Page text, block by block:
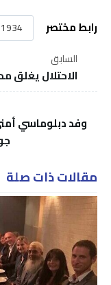
رابط مختصر
السابق
الاحتلال يغلق
وفد دبلوماسي
مقالات ذات صلة